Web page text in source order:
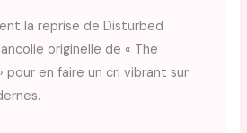
la reprise de Disturbed
originelle de « The
pour en faire un cri vibrant sur